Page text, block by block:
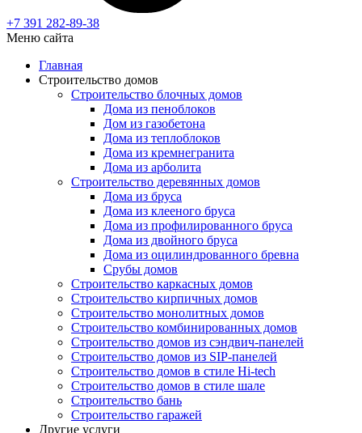
+7 391 282-89-38
Меню сайта
Главная
Строительство домов
Строительство блочных домов
Дома из пеноблоков
Дом из газобетона
Дома из теплоблоков
Дома из кремнегранита
Дома из арболита
Строительство деревянных домов
Дома из бруса
Дома из клееного бруса
Дома из профилированного бруса
Дома из двойного бруса
Дома из оцилиндрованного бревна
Срубы домов
Строительство каркасных домов
Строительство кирпичных домов
Строительство монолитных домов
Строительство комбинированных домов
Строительство домов из сэндвич-панелей
Строительство домов из SIP-панелей
Строительство домов в стиле Hi-tech
Строительство домов в стиле шале
Строительство бань
Строительство гаражей
Другие услуги